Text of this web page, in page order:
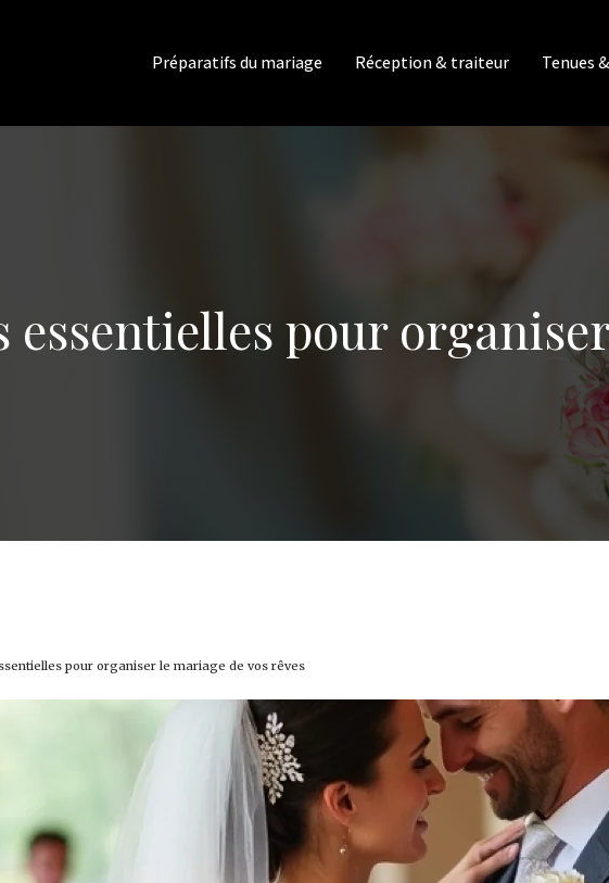
Préparatifs du mariage Réception & traiteur Tenues
essentielles pour
pour organiser le mariage de vos rêves